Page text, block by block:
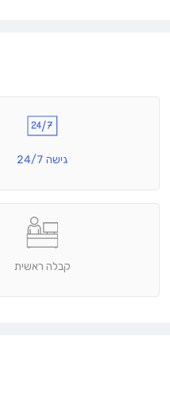
גישה 24/7
קבלה ראשית